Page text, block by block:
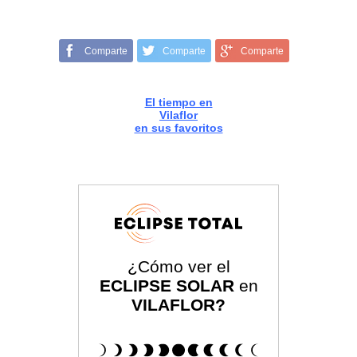
Comparte Comparte Comparte
El tiempo en
Vilaflor
en sus favoritos
¿Cómo ver el
ECLIPSE SOLAR en
VILAFLOR?